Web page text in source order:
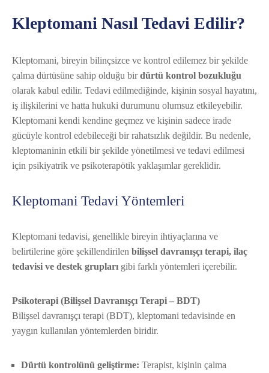
Kleptomani Nasıl Tedavi Edilir?
Kleptomani, bireyin bilinçsizce ve kontrol edilemez bir şekilde
çalma dürtüsüne sahip olduğu birdürtü kontrol bozukluğu
olarak kabul edilir. Tedavi edilmediğinde, kişinin sosyal hayatını,
iş ilişkilerini ve hatta hukuki durumunu olumsuz etkileyebilir.
Kleptomani kendi kendine geçmez ve kişinin sadece irade
gücüyle kontrol edebileceği bir rahatsızlık değildir. Bu nedenle,
kleptomaninin etkili bir şekilde yönetilmesi ve tedavi edilmesi
için psikiyatrik ve psikoterapötik yaklaşımlar gereklidir.
Kleptomani Tedavi Yöntemleri
Kleptomani tedavisi, genellikle bireyin ihtiyaçlarına ve
belirtilerine göre şekillendirilen bilişsel davranışçı terapi, ilaç
tedavisi ve destek grupları gibi farklı yöntemleri içerebilir.
Psikoterapi (Bilişsel Davranışçı Terapi – BDT)
Bilişsel davranışçı terapi (BDT), kleptomani tedavisinde en
yaygın kullanılan yöntemlerden biridir.
Dürtü kontrolünü geliştirme: Terapist, kişinin çalma